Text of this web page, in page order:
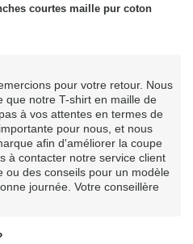
courtes maille pur coton
pour votre retour. Nous
que notre T-shirt en maille de
à vos attentes en termes de
pour nous, et nous
afin d'améliorer la coupe
à contacter notre service client
ou des conseils pour un modèle
journée. Votre conseillère